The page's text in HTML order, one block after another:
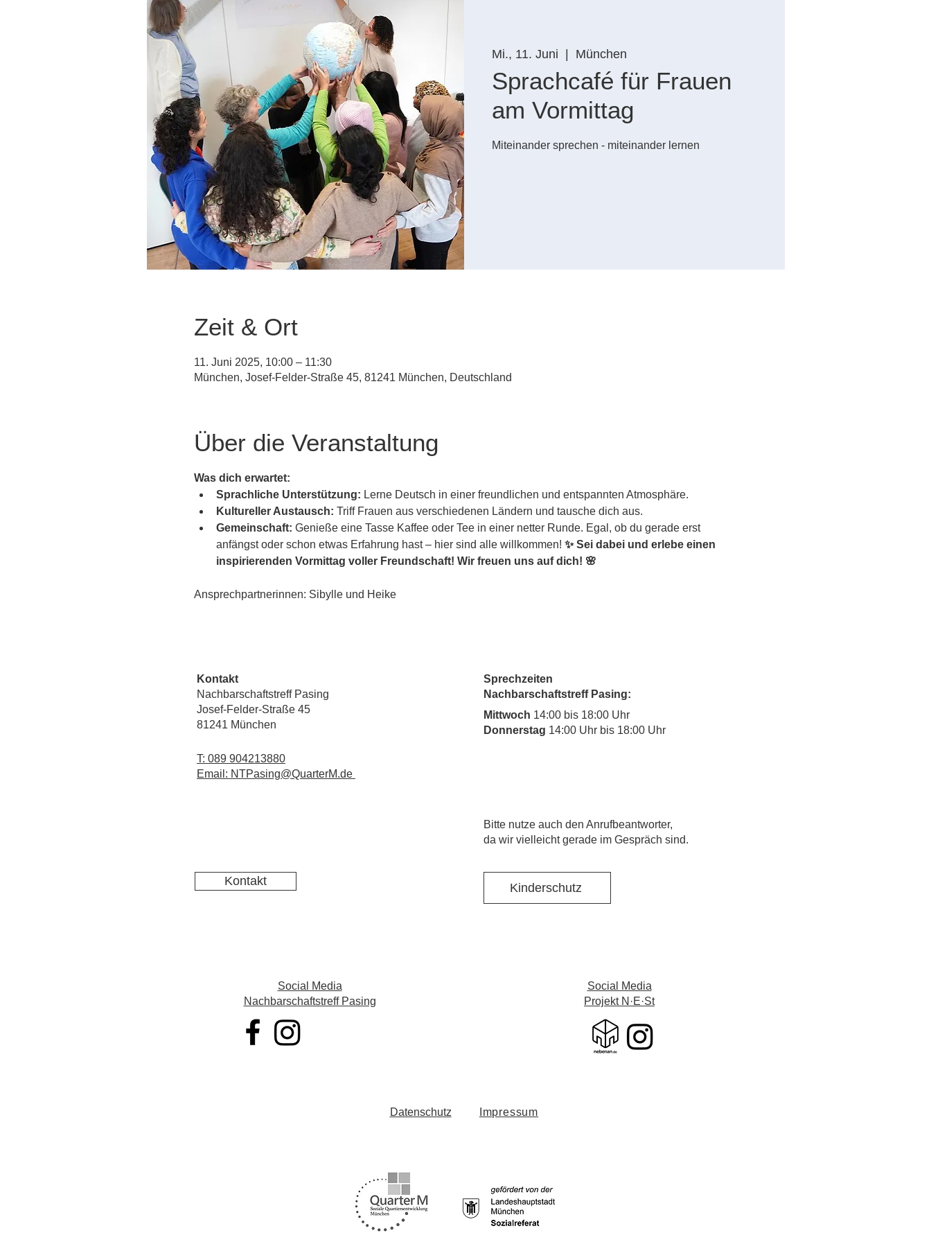
Mi., 11. Juni München
Sprachcafé für Frauen
am Vormittag
Miteinander sprechen - miteinander lernen
Zeit & Ort
11. Juni 2025, 10:00 – 11:30
München, Josef-Felder-Straße 45, 81241 München, Deutschland
Über die Veranstaltung
Was dich erwartet:
Sprachliche Unterstützung: Lerne Deutsch in einer freundlichen und entspannten Atmosphäre.
Kultureller Austausch: Triff Frauen aus verschiedenen Ländern und tausche dich aus.
Gemeinschaft: Genieße eine Tasse Kaffee oder Tee in einer netter Runde. Egal, ob du gerade erst
anfängst oder schon etwas Erfahrung hast – hier sind alle willkommen! ✨ Sei dabei und erlebe einen
inspirierenden Vormittag voller Freundschaft! Wir freuen uns auf dich! 🌸
Ansprechpartnerinnen: Sibylle und Heike
Kontakt
Nachbarschaftstreff Pasing
Josef-Felder-Straße 45
81241 München
T: 089 904213880
Email: NTPasing@QuarterM.de
Kontakt
Sprechzeiten
Nachbarschaftstreff Pasing:
Mittwoch 14:00 bis 18:00 Uhr
Donnerstag 14:00 Uhr bis 18:00 Uhr
​Bitte nutze auch den Anrufbeantworter,
da wir vielleicht gerade im Gespräch sind.
Kinderschutz
Social Media
Nachbarschaftstreff Pasing
Social Media
Projekt N·E·St
Datenschutz Impressum